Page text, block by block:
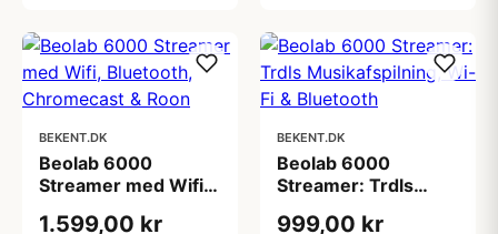
BEKENT.DK
Beolab 6000
Streamer med Wifi,
Chromecast & Roon
1.599,00 kr
BEKENT.DK
Beolab 6000
Streamer: Trdls
Fi & Bluetooth
999,00 kr